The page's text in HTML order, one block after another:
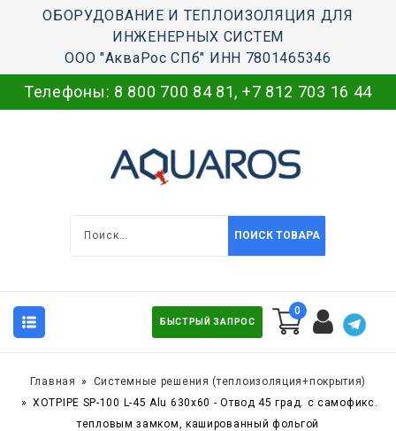
ОБОРУДОВАНИЕ И ТЕПЛОИЗОЛЯЦИЯ ДЛЯ
ИНЖЕНЕРНЫХ СИСТЕМ
ООО "АкваРос СПб" ИНН 7801465346
Телефоны: 8 800 700 84 81, +7 812 703 16 44
ПОИСК ТОВАРА
БЫСТРЫЙ ЗАПРОС
0
Главная
Системные решения (теплоизоляция+покрытия)
XOTPIPE SP-100 L-45 Alu 630x60 - Отвод 45 град. c самофикс.
тепловым замком, кашированный фольгой